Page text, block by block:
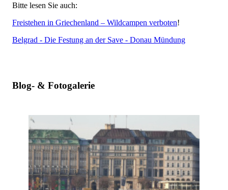
Bitte lesen Sie auch:
Freistehen in Griechenland – Wildcampen verboten!
Belgrad - Die Festung an der Save - Donau Mündung
Blog- & Fotogalerie